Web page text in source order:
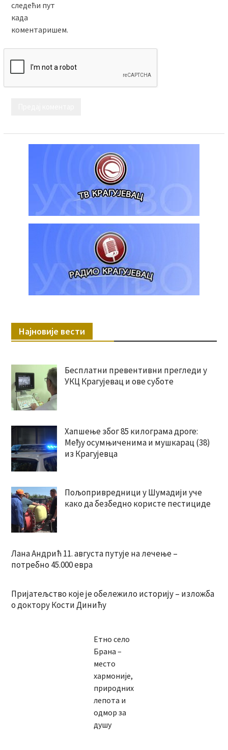
следећи пут
када
коментаришем.
Најновије вести
Бесплатни превентивни прегледи у
УКЦ Крагујевац и ове суботе
Хапшење због 85 килограма дроге:
Међу осумњиченима и мушкарац (38)
из Крагујевца
Пољопривредници у Шумадији уче
како да безбедно користе пестициде
Лана Андрић 11. августа путује на лечење –
потребно 45.000 евра
Пријатељство које је обележило историју – изложба
о доктору Кости Динићу
Етно село
Брана –
место
хармоније,
природних
лепота и
одмор за
душу